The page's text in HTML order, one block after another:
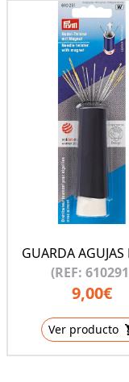
GUARDA AGUJAS
(REF:
9,00€
Ver producto